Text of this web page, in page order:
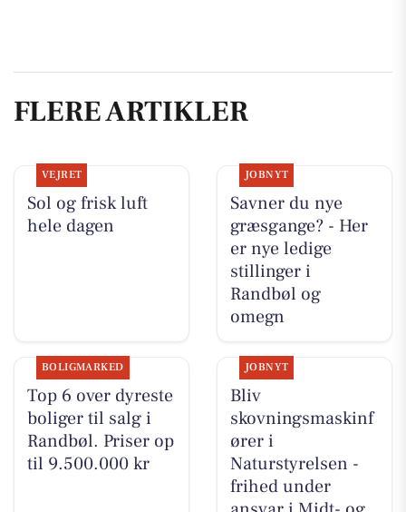
FLERE ARTIKLER
VEJRET
Sol og frisk luft
hele dagen
JOBNYT
Savner du nye
græsgange? - Her
er nye ledige
stillinger i
Randbøl og
omegn
BOLIGMARKED
Top 6 over dyreste
boliger til salg i
Randbøl. Priser op
til 9.500.000 kr
JOBNYT
Bliv
skovningsmaskinf
ører i
Naturstyrelsen -
frihed under